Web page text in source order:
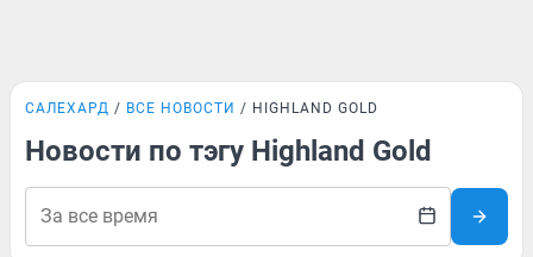
САЛЕХАРД ВСЕ НОВОСТИ HIGHLAND GOLD
Новости по тэгу Highland Gold